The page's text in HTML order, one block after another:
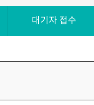
대기자 접수